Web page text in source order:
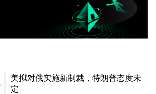
美拟对俄实施新制裁，特朗普态度未
定